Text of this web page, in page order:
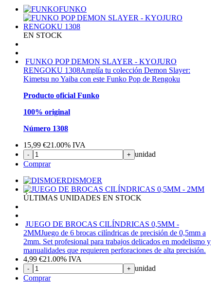
FUNKO
EN STOCK
FUNKO POP DEMON SLAYER - KYOJURO
RENGOKU 1308Amplía tu colección Demon Slayer:
Kimetsu no Yaiba con este Funko Pop de Rengoku
Producto oficial Funko
100% original
Número 1308
15,99 €21.00% IVA
- + unidad
Comprar
DISMOER
ÚLTIMAS UNIDADES EN STOCK
JUEGO DE BROCAS CILÍNDRICAS 0,5MM -
2MMJuego de 6 brocas cilíndricas de precisión de 0,5mm a
2mm. Set profesional para trabajos delicados en modelismo y
manualidades que requieren perforaciones de alta precisión.
4,99 €21.00% IVA
- + unidad
Comprar